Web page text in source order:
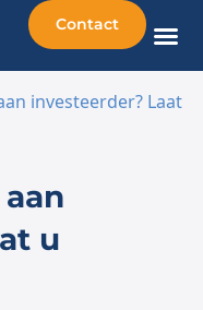
Contact
investeerder? Laat
u